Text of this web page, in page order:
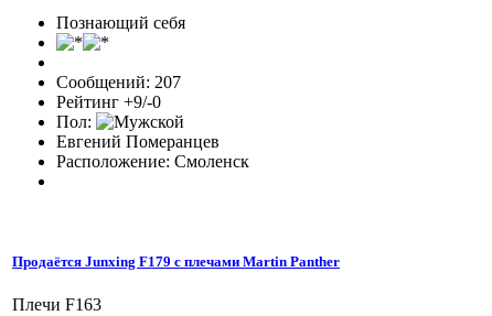
Познающий себя
Сообщений: 207
Рейтинг +9/-0
Пол:
Евгений Померанцев
Расположение: Смоленск
Продаётся Junxing F179 с плечами Martin Panther
Плечи F163